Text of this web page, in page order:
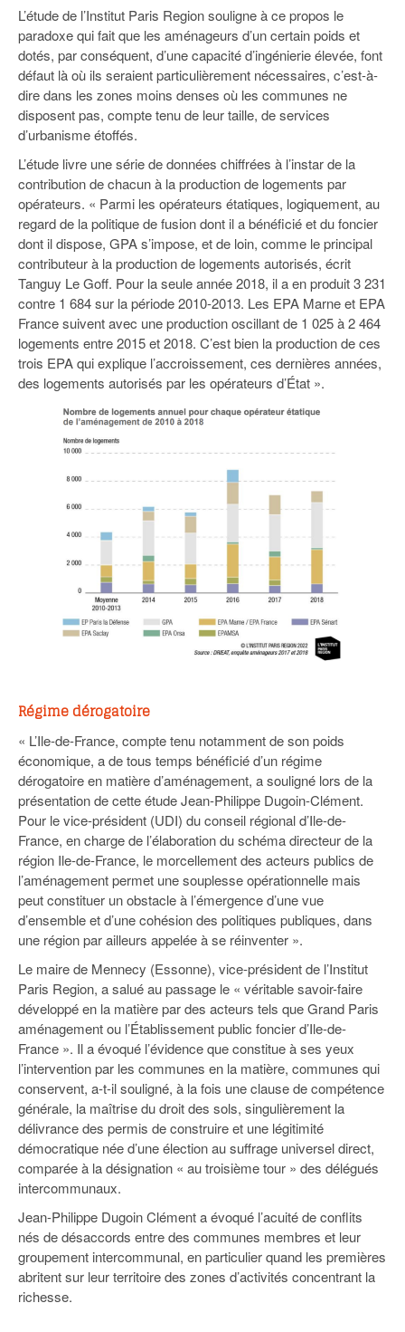
L’étude de l’Institut Paris Region souligne à ce propos le
paradoxe qui fait que les aménageurs d’un certain poids et
dotés, par conséquent, d’une capacité d’ingénierie élevée, font
défaut là où ils seraient particulièrement nécessaires, c’est-à-
dire dans les zones moins denses où les communes ne
disposent pas, compte tenu de leur taille, de services
d’urbanisme étoffés.
L’étude livre une série de données chiffrées à l’instar de la
contribution de chacun à la production de logements par
opérateurs. « Parmi les opérateurs étatiques, logiquement, au
regard de la politique de fusion dont il a bénéficié et du foncier
dont il dispose, GPA s’impose, et de loin, comme le principal
contributeur à la production de logements autorisés, écrit
Tanguy Le Goff. Pour la seule année 2018, il a en produit 3 231
contre 1 684 sur la période 2010-2013. Les EPA Marne et EPA
France suivent avec une production oscillant de 1 025 à 2 464
logements entre 2015 et 2018. C’est bien la production de ces
trois EPA qui explique l’accroissement, ces dernières années,
des logements autorisés par les opérateurs d’État ».
Régime dérogatoire
« L’Ile-de-France, compte tenu notamment de son poids
économique, a de tous temps bénéficié d’un régime
dérogatoire en matière d’aménagement, a souligné lors de la
présentation de cette étude Jean-Philippe Dugoin-Clément.
Pour le vice-président (UDI) du conseil régional d’Ile-de-
France, en charge de l’élaboration du schéma directeur de la
région Ile-de-France, le morcellement des acteurs publics de
l’aménagement permet une souplesse opérationnelle mais
peut constituer un obstacle à l’émergence d’une vue
d’ensemble et d’une cohésion des politiques publiques, dans
une région par ailleurs appelée à se réinventer ».
Le maire de Mennecy (Essonne), vice-président de l’Institut
Paris Region, a salué au passage le « véritable savoir-faire
développé en la matière par des acteurs tels que Grand Paris
aménagement ou l’Établissement public foncier d’Ile-de-
France ». Il a évoqué l’évidence que constitue à ses yeux
l’intervention par les communes en la matière, communes qui
conservent, a-t-il souligné, à la fois une clause de compétence
générale, la maîtrise du droit des sols, singulièrement la
délivrance des permis de construire et une légitimité
démocratique née d’une élection au suffrage universel direct,
comparée à la désignation « au troisième tour » des délégués
intercommunaux.
Jean-Philippe Dugoin Clément a évoqué l’acuité de conflits
nés de désaccords entre des communes membres et leur
groupement intercommunal, en particulier quand les premières
abritent sur leur territoire des zones d’activités concentrant la
richesse.